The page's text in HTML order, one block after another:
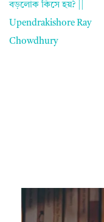
বড়লোক কিসে হয়? ||
Upendrakishore Ray
Chowdhury